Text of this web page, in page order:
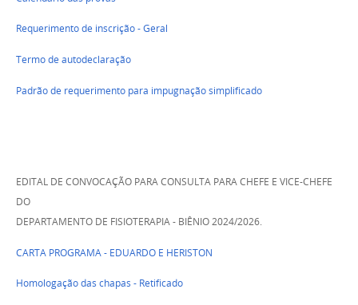
Requerimento de inscrição - Geral
Termo de autodeclaração
Padrão de requerimento para impugnação simplificado
EDITAL DE CONVOCAÇÃO PARA CONSULTA PARA CHEFE E VICE-CHEFE
DO
DEPARTAMENTO DE FISIOTERAPIA - BIÊNIO 2024/2026.
CARTA PROGRAMA - EDUARDO E HERISTON
Homologação das chapas - Retificado